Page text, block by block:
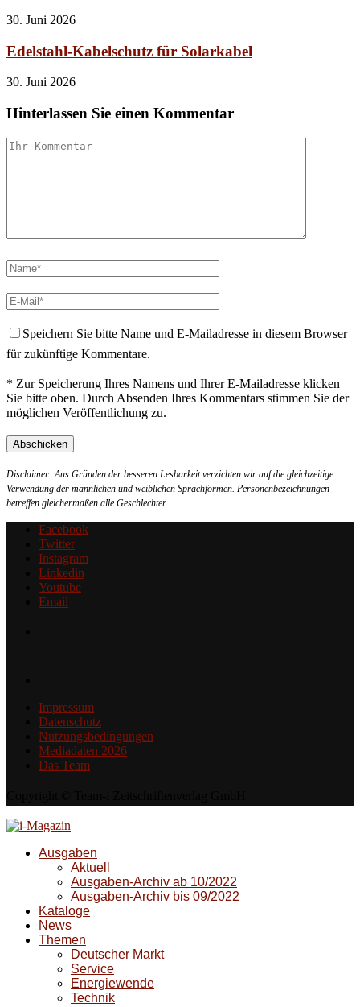
30. Juni 2026
Edelstahl-Kabelschutz für Solarkabel
30. Juni 2026
Hinterlassen Sie einen Kommentar
Speichern Sie bitte Name und E-Mailadresse in diesem Browser
für zukünftige Kommentare.
* Zur Speicherung Ihres Namens und Ihrer E-Mailadresse klicken
Sie bitte oben. Durch Absenden Ihres Kommentars stimmen Sie der
möglichen Veröffentlichung zu.
Disclaimer: Aus Gründen der besseren Lesbarkeit verzichten wir auf die gleichzeitige
Verwendung der männlichen und weiblichen Sprachformen. Personenbezeichnungen
betreffen gleichermaßen alle Geschlechter.
Facebook
Twitter
Instagram
Linkedin
Youtube
Email
Impressum
Datenschutz
Nutzungsbedingungen
Mediadaten 2026
Das Team
Ausgaben
Aktuell
Ausgaben-Archiv ab 10/2022
Ausgaben-Archiv bis 09/2022
Kataloge
News
Themen
Deutscher Markt
Service
Energiewende
Technik